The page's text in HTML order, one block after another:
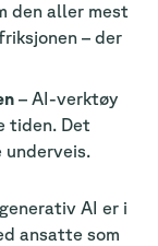
den aller mest
– der
– AI-verktøy
tiden. Det
underveis.
AI er i
ansatte som